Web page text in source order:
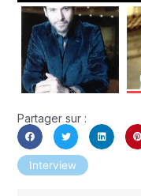
Partager sur :
Interview